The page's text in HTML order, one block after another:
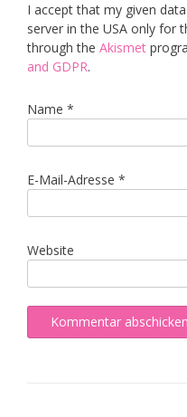
I accept that my given
server in the USA only for
through the Akismet
and GDPR.
Name *
E-Mail-Adresse *
Website